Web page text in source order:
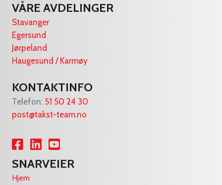
VÅRE AVDELINGER
Stavanger
Egersund
Jørpeland
Haugesund / Karmøy
KONTAKTINFO
Telefon: 51 50 24 30
post@takst-team.no
Lenke til Facebook
Lenke til LinkedIn
Lenke til YouTube
SNARVEIER
Hjem